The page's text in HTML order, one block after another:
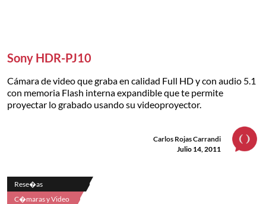
Sony HDR-PJ10
Cámara de video que graba en calidad Full HD y con audio 5.1
con memoria Flash interna expandible que te permite
proyectar lo grabado usando su videoproyector.
Carlos Rojas Carrandi
Julio 14, 2011
Rese�as
C�maras y Video